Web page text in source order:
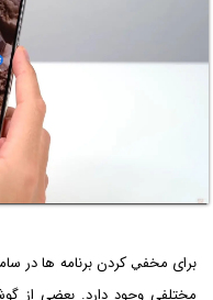
برای مخفي كردن برنامه ها در
مختلفی وجود دارد. بعضی